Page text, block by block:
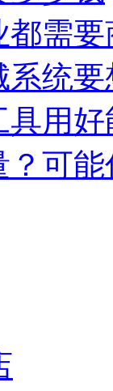
都需
统
用
可